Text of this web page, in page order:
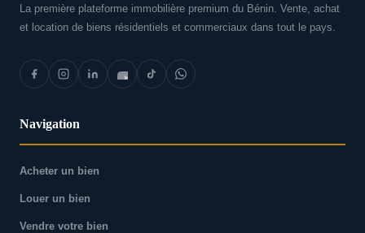
La première plateforme immobilière premium du Bénin. Vente, achat
et location de biens résidentiels et commerciaux dans tout le pays.
Navigation
Acheter un bien
Louer un bien
Vendre votre bien